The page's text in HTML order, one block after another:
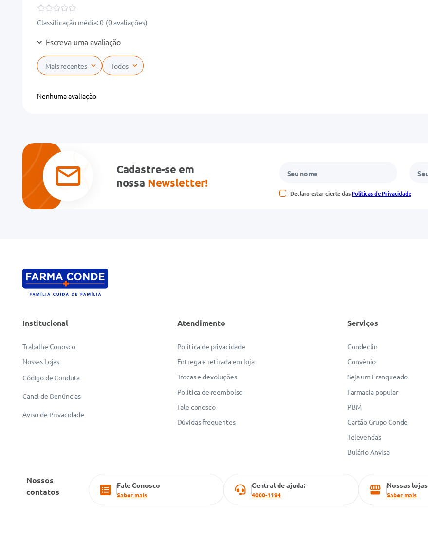
Classificação média: 0 (0 avaliações)
Escreva uma avaliação
Adicionar avaliação
Avalie o produto de 1 a 5 estrelas
★★★
Seu nome
Mais recentes Todos
Nenhuma avaliação
Cadastre-se em
nossa Newsletter!
Declaro estar ciente dasPolíticas de Privacidade
Institucional
Trabalhe Conosco
Nossas Lojas
Código de Conduta
Canal de Denúncias
Aviso de Privacidade
Atendimento
Política de privacidade
Entrega e retirada em loja
Trocas e devoluções
Política de reembolso
Fale conosco
Dúvidas frequentes
Serviços
Condeclin
Convênio
Seja um Franqueado
Farmacia popular
PBM
Cartão Grupo Conde
Televendas
Bulário Anvisa
Nossos
contatos
Fale Conosco
Saber mais
Central de ajuda:
4000-1194
Nossas lojas
Saber mais